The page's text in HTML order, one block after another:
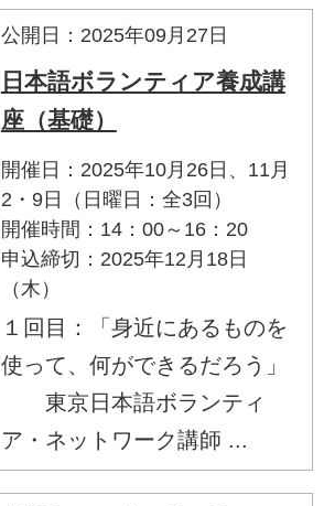
公開日：2025年09月27日
日本語ボランティア養成講
座（基礎）
開催日：2025年10月26日、11月
2・9日（日曜日：全3回）
開催時間：14：00～16：20
申込締切：2025年12月18日
（木）
１回目：「身近にあるものを
使って、何ができるだろう」
東京日本語ボランティ
ア・ネットワーク講師 ...